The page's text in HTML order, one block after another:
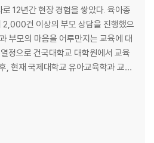
기 | 재미 혹은 소속감, 또래 집단의 언어
다스리기
이하고 잘 보내주면 그만인 감정 | 아이
잣대를 들이대지 말자 | 감정에 대응하지
12년간 현장 경험을 쌓았다. 육아종
2,000건 이상의 부모 상담을 진행했으
부모의 마음을 어루만지는 교육에 대
정으로 건국대학교 대학원에서 교육
, 현재 국제대학교 유아교육학과 교수
이론을 겸비한 25년 차 교육 전문가로
지만, 정작 아들의 사춘기 앞에서 그
육이 잘못되었다고 보여주